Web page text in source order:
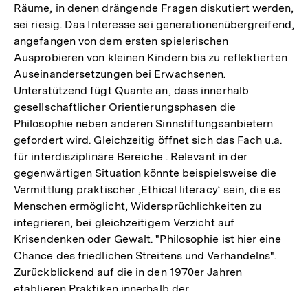
Räume, in denen drängende Fragen diskutiert werden,
sei riesig. Das Interesse sei generationenübergreifend,
angefangen von dem ersten spielerischen
Ausprobieren von kleinen Kindern bis zu reflektierten
Auseinandersetzungen bei Erwachsenen.
Unterstützend fügt Quante an, dass innerhalb
gesellschaftlicher Orientierungsphasen die
Philosophie neben anderen Sinnstiftungsanbietern
gefordert wird. Gleichzeitig öffnet sich das Fach u.a.
für interdisziplinäre Bereiche . Relevant in der
gegenwärtigen Situation könnte beispielsweise die
Vermittlung praktischer ‚Ethical literacy‘ sein, die es
Menschen ermöglicht, Widersprüchlichkeiten zu
integrieren, bei gleichzeitigem Verzicht auf
Krisendenken oder Gewalt. "Philosophie ist hier eine
Chance des friedlichen Streitens und Verhandelns".
Zurückblickend auf die in den 1970er Jahren